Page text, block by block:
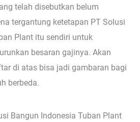
telah disebutkan belum
tergantung ketetapan PT Solusi
Plant itu sendiri untuk
besaran gajinya. Akan
di atas bisa jadi gambaran bagi
berbeda.
Bangun Indonesia Tuban Plant